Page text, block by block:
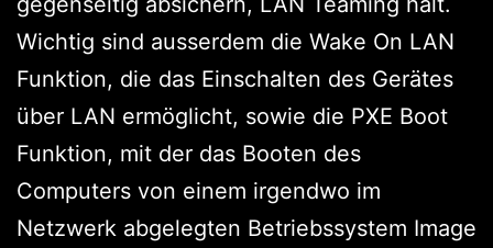
Wichtig sind ausserdem die Wake On LAN
Funktion, die das Einschalten des Gerätes
über LAN ermöglicht, sowie die PXE Boot
Funktion, mit der das Booten des
Computers von einem irgendwo im
Netzwerk abgelegten Betriebssystem Image